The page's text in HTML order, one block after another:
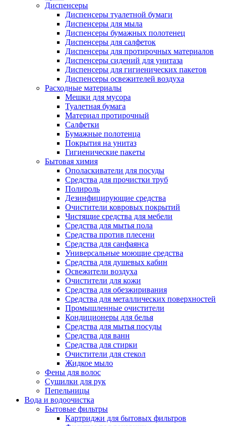
Диспенсеры
Диспенсеры туалетной бумаги
Диспенсеры для мыла
Диспенсеры бумажных полотенец
Диспенсеры для салфеток
Диспенсеры для протирочных материалов
Диспенсеры сидений для унитаза
Диспенсеры для гигиенических пакетов
Диспенсеры освежителей воздуха
Расходные материалы
Мешки для мусора
Туалетная бумага
Материал протирочный
Салфетки
Бумажные полотенца
Покрытия на унитаз
Гигиенические пакеты
Бытовая химия
Ополаскиватели для посуды
Средства для прочистки труб
Полироль
Дезинфицирующие средства
Очистители ковровых покрытий
Чистящие средства для мебели
Средства для мытья пола
Средства против плесени
Средства для санфаянса
Универсальные моющие средства
Средства для душевых кабин
Освежители воздуха
Очистители для кожи
Средства для обезжиривания
Средства для металлических поверхностей
Промышленные очистители
Кондиционеры для белья
Средства для мытья посуды
Средства для ванн
Средства для стирки
Очистители для стекол
Жидкое мыло
Фены для волос
Сушилки для рук
Пепельницы
Вода и водоочистка
Бытовые фильтры
Картриджи для бытовых фильтров